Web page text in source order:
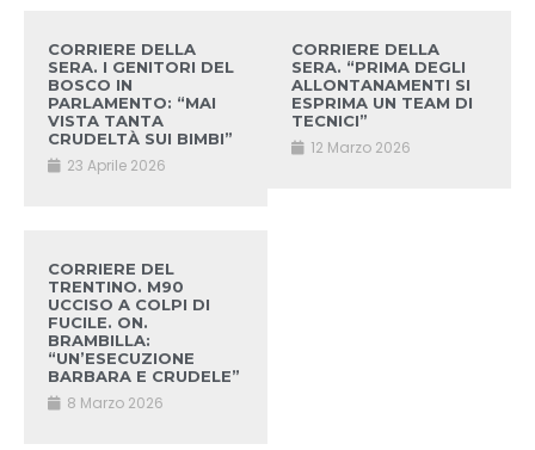
CORRIERE DELLA
SERA. I GENITORI DEL
BOSCO IN
PARLAMENTO: “MAI
VISTA TANTA
CRUDELTÀ SUI BIMBI”
23 Aprile 2026
CORRIERE DELLA
SERA. “PRIMA DEGLI
ALLONTANAMENTI SI
ESPRIMA UN TEAM DI
TECNICI”
12 Marzo 2026
CORRIERE DEL
TRENTINO. M90
UCCISO A COLPI DI
FUCILE. ON.
BRAMBILLA:
“UN’ESECUZIONE
BARBARA E CRUDELE”
8 Marzo 2026